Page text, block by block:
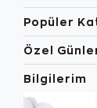
Popüler
Özel
Bilgilerim